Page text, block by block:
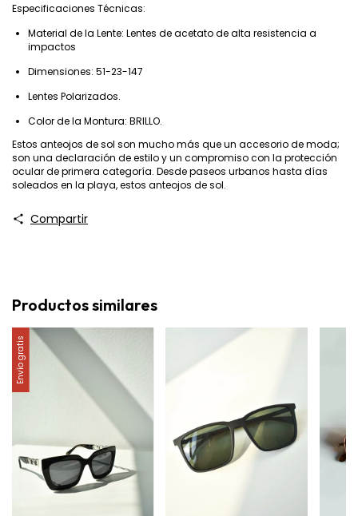
Especificaciones Técnicas:
Material de la Lente: Lentes de acetato de alta resistencia a
impactos
Dimensiones: 51-23-147
Lentes Polarizados.
Color de la Montura: BRILLO.
Estos anteojos de sol son mucho más que un accesorio de moda;
son una declaración de estilo y un compromiso con la protección
ocular de primera categoría. Desde paseos urbanos hasta días
soleados en la playa, estos anteojos de sol.
Compartir
Productos similares
Envío gratis